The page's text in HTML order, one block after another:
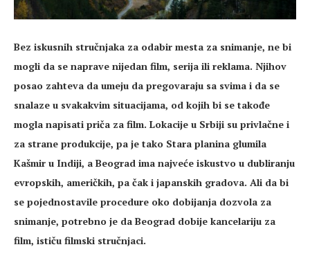
Bez iskusnih stručnjaka za odabir mesta za snimanje, ne bi
mogli da se naprave nijedan film, serija ili reklama. Njihov
posao zahteva da umeju da pregovaraju sa svima i da se
snalaze u svakakvim situacijama, od kojih bi se takođe
mogla napisati priča za film. Lokacije u Srbiji su privlačne i
za strane produkcije, pa je tako Stara planina glumila
Kašmir u Indiji, a Beograd ima najveće iskustvo u dubliranju
evropskih, američkih, pa čak i japanskih gradova. Ali da bi
se pojednostavile procedure oko dobijanja dozvola za
snimanje, potrebno je da Beograd dobije kancelariju za
film, ističu filmski stručnjaci.